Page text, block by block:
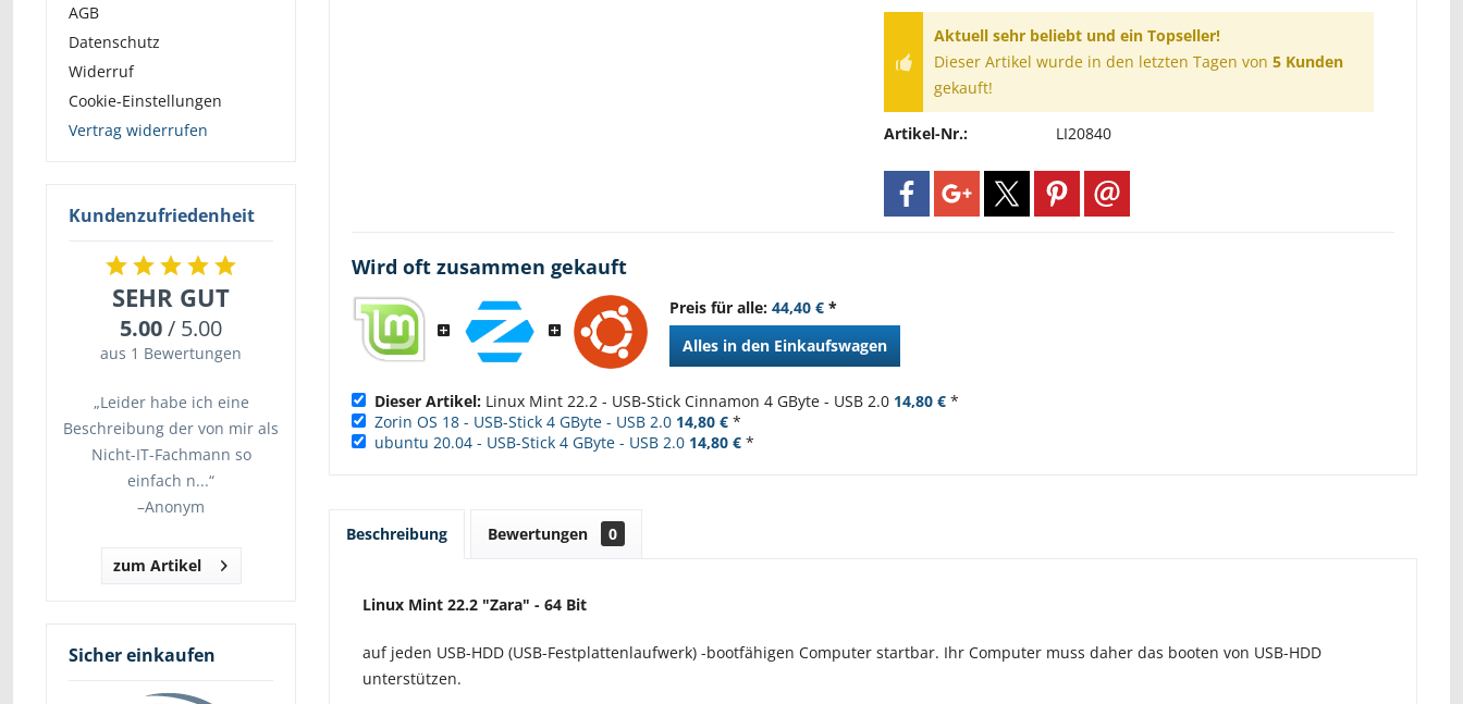
AGB
Datenschutz
Widerruf
Cookie-Einstellungen
Vertrag widerrufen
Kundenzufriedenheit
SEHR GUT
5.00/ 5.00
aus 1 Bewertungen
„Leider habe ich eine
Beschreibung der von mir als
Nicht-IT-Fachmann so
einfach n...“
–Anonym
zum Artikel
Sicher einkaufen
Aktuell sehr beliebt und ein Topseller!
Dieser Artikel wurde in den letzten Tagen von 5 Kunden
gekauft!
Artikel-Nr.: LI20840
Wird oft zusammen gekauft
Preis für alle:44,40 € *
Alles in den Einkaufswagen
Dieser Artikel: Linux Mint 22.2 - USB-Stick Cinnamon 4 GByte - USB 2.0 14,80 € *
Zorin OS 18 - USB-Stick 4 GByte - USB 2.0 14,80 € *
ubuntu 20.04 - USB-Stick 4 GByte - USB 2.0 14,80 € *
Beschreibung Bewertungen 0
Linux Mint 22.2 "Zara" - 64 Bit
auf jeden USB-HDD (USB-Festplattenlaufwerk) -bootfähigen Computer startbar. Ihr Computer muss daher das booten von USB-HDD
unterstützen.